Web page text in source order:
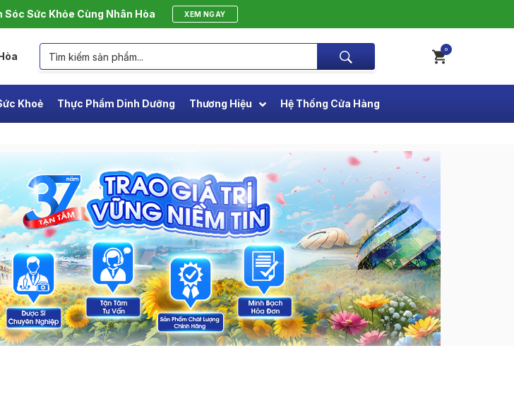
Sức Khỏe Cùng Nhân Hòa XEM NGAY
0
Khoẻ Thực Phẩm Dinh Dưỡng Thương Hiệu Hệ Thống Cửa Hàng